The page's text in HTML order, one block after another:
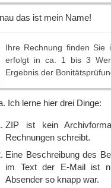
das ist mein Name!
Ihre Rechnung finden Sie
erfolgt in ca. 1 bis 3
Ergebnis der
Ich lerne hier drei Dinge:
ZIP ist kein
Rechnungen schreibt.
Eine Beschreibung des
im Text der E-Mail ist
Absender so knapp war.